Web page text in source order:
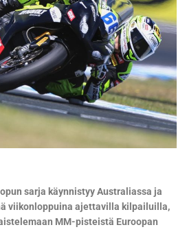
sarja käynnistyy Australiassa ja
viikonloppuina ajettavilla kilpailuilla,
MM-pisteistä Euroopan